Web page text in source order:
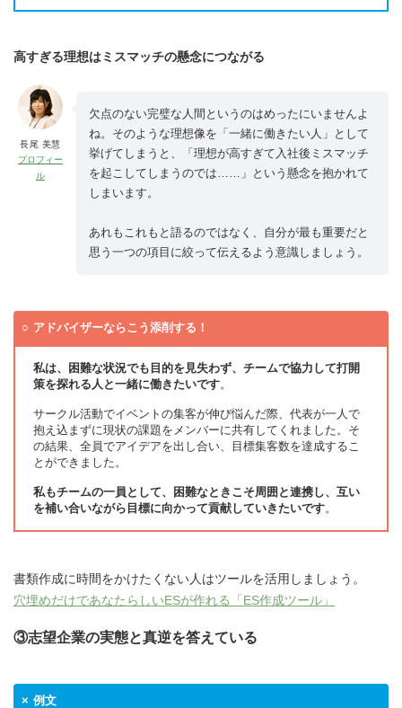
高すぎる理想はミスマッチの懸念につながる
長尾 美慧
プロフィー
ル
欠点のない完璧な人間というのはめったにいませんよ
ね。そのような理想像を「一緒に働きたい人」として
挙げてしまうと、「理想が高すぎて入社後ミスマッチ
を起こしてしまうのでは……」という懸念を抱かれて
しまいます。
あれもこれもと語るのではなく、自分が最も重要だと
思う一つの項目に絞って伝えるよう意識しましょう。
アドバイザーならこう添削する！
私は、困難な状況でも目的を見失わず、チームで協力して打開
策を探れる人と一緒に働きたいです。
サークル活動でイベントの集客が伸び悩んだ際、代表が一人で
抱え込まずに現状の課題をメンバーに共有してくれました。そ
の結果、全員でアイデアを出し合い、目標集客数を達成するこ
とができました。
私もチームの一員として、困難なときこそ周囲と連携し、互い
を補い合いながら目標に向かって貢献していきたいです。
書類作成に時間をかけたくない人はツールを活用しましょう。
穴埋めだけであなたらしいESが作れる「ES作成ツール」
③志望企業の実態と真逆を答えている
例文